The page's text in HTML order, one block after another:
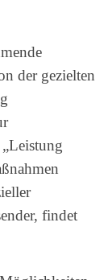
der gezielten
findet